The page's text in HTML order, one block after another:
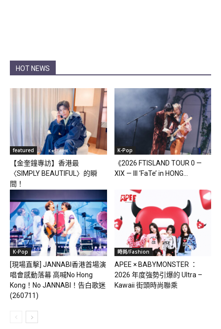
HOT NEWS
featured
【金奎鐘專訪】香港最
〈SIMPLY BEAUTIFUL〉的瞬
間！
K-Pop
《2026 FTISLAND TOUR 0 —
XIX — III ‘FaTe’ in HONG...
K-Pop
[現場直擊] JANNABI香港首場演
唱會感動落幕 高喊No Hong
Kong！No JANNABI！告白歌迷
(260711)
時尚/Fashion
APEE × BABYMONSTER ：
2026 年度強勢引爆的 Ultra –
Kawaii 街頭時尚聯乘